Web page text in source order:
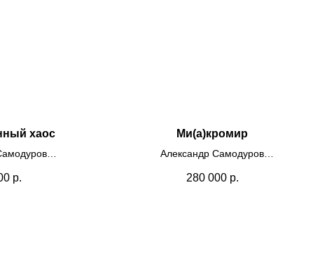
хаос
р.
Ми(а)кромир
Александр Самодуров
2021
280 000 р.